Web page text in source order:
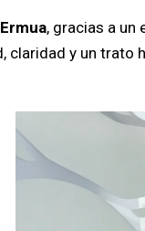
, gracias a un
y un trato